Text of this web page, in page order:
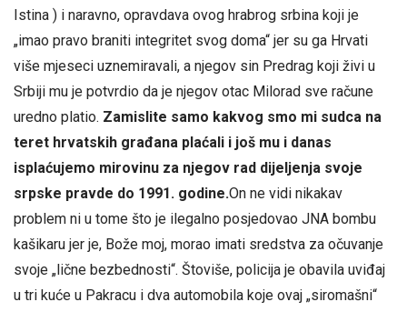
Istina ) i naravno, opravdava ovog hrabrog srbina koji je
„imao pravo braniti integritet svog doma“ jer su ga Hrvati
više mjeseci uznemiravali, a njegov sin Predrag koji živi u
Srbiji mu je potvrdio da je njegov otac Milorad sve račune
uredno platio. Zamislite samo kakvog smo mi sudca na
teret hrvatskih građana plaćali i još mu i danas
isplaćujemo mirovinu za njegov rad dijeljenja svoje
srpske pravde do 1991. godine.On ne vidi nikakav
problem ni u tome što je ilegalno posjedovao JNA bombu
kašikaru jer je, Bože moj, morao imati sredstva za očuvanje
svoje „lične bezbednosti“. Štoviše, policija je obavila uviđaj
u tri kuće u Pakracu i dva automobila koje ovaj „siromašni“